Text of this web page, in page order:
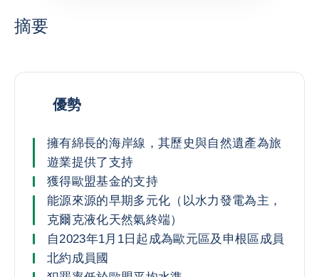
摘要
優勢
擁有綿長的海岸線，其歷史與自然遺產為旅
遊業提供了支持
獲得歐盟基金的支持
能源來源的早期多元化（以水力發電為主，
克爾克液化天然氣終端）
自2023年1月1日起成為歐元區及申根區成員
北約成員國